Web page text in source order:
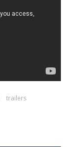
trailers